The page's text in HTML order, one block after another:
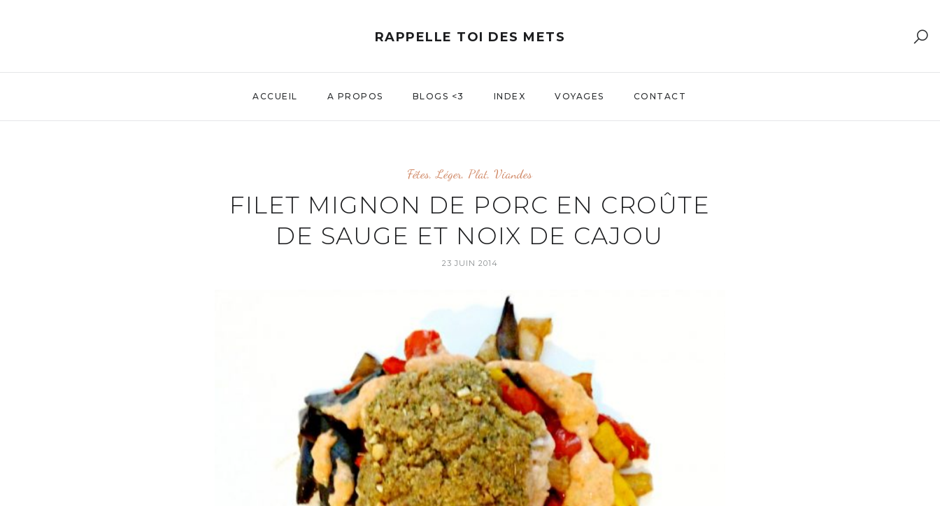
RAPPELLE TOI DES METS
ACCUEIL A PROPOS BLOGS <3 INDEX VOYAGES CONTACT
Fêtes,Léger, Plat, Viandes
FILET MIGNON DE PORC EN CROÛTE
DE SAUGE ET NOIX DE CAJOU
23 JUIN 2014